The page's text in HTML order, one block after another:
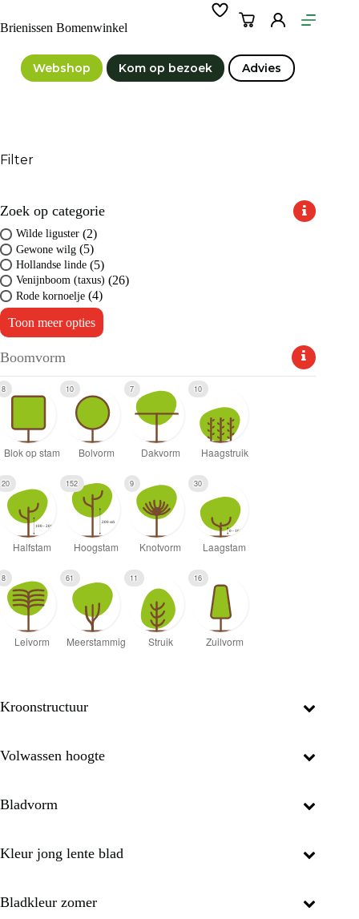
naar
de
Brienissen Bomenwinkel Winkelwagen
Webshop Kom op bezoek Advies
Filter
Zoek op categorie
Wilde liguster (2)
Gewone wilg (5)
Hollandse linde (5)
Venijnboom (taxus) (26)
Rode kornoelje (4)
Toon meer opties
Boomvorm
8 10 7 10
20 152 9 30
8 61 11 16
Kroonstructuur
Volwassen hoogte
Bladvorm
Kleur jong lente blad
Bladkleur zomer